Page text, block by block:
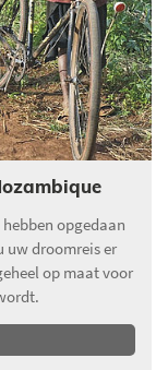
opgedaan
uw droomreis er
op maat voor